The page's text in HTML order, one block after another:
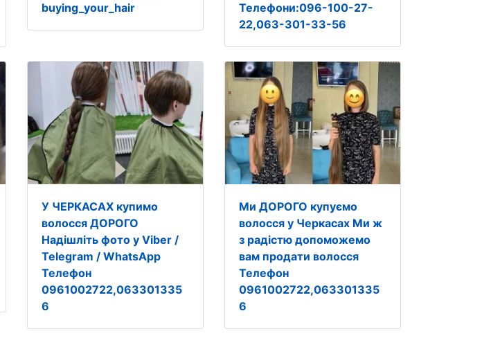
buying_your_hair
Телефони:096-100-27-
22,063-301-33-56
У ЧЕРКАСАХ купимо
волосся ДОРОГО
Надішліть фото у Viber /
Telegram / WhatsApp
Телефон
0961002722,063301335
6
Ми ДОРОГО купуємо
волосся у Черкасах Ми ж
з радістю допоможемо
вам продати волосся
Телефон
0961002722,063301335
6